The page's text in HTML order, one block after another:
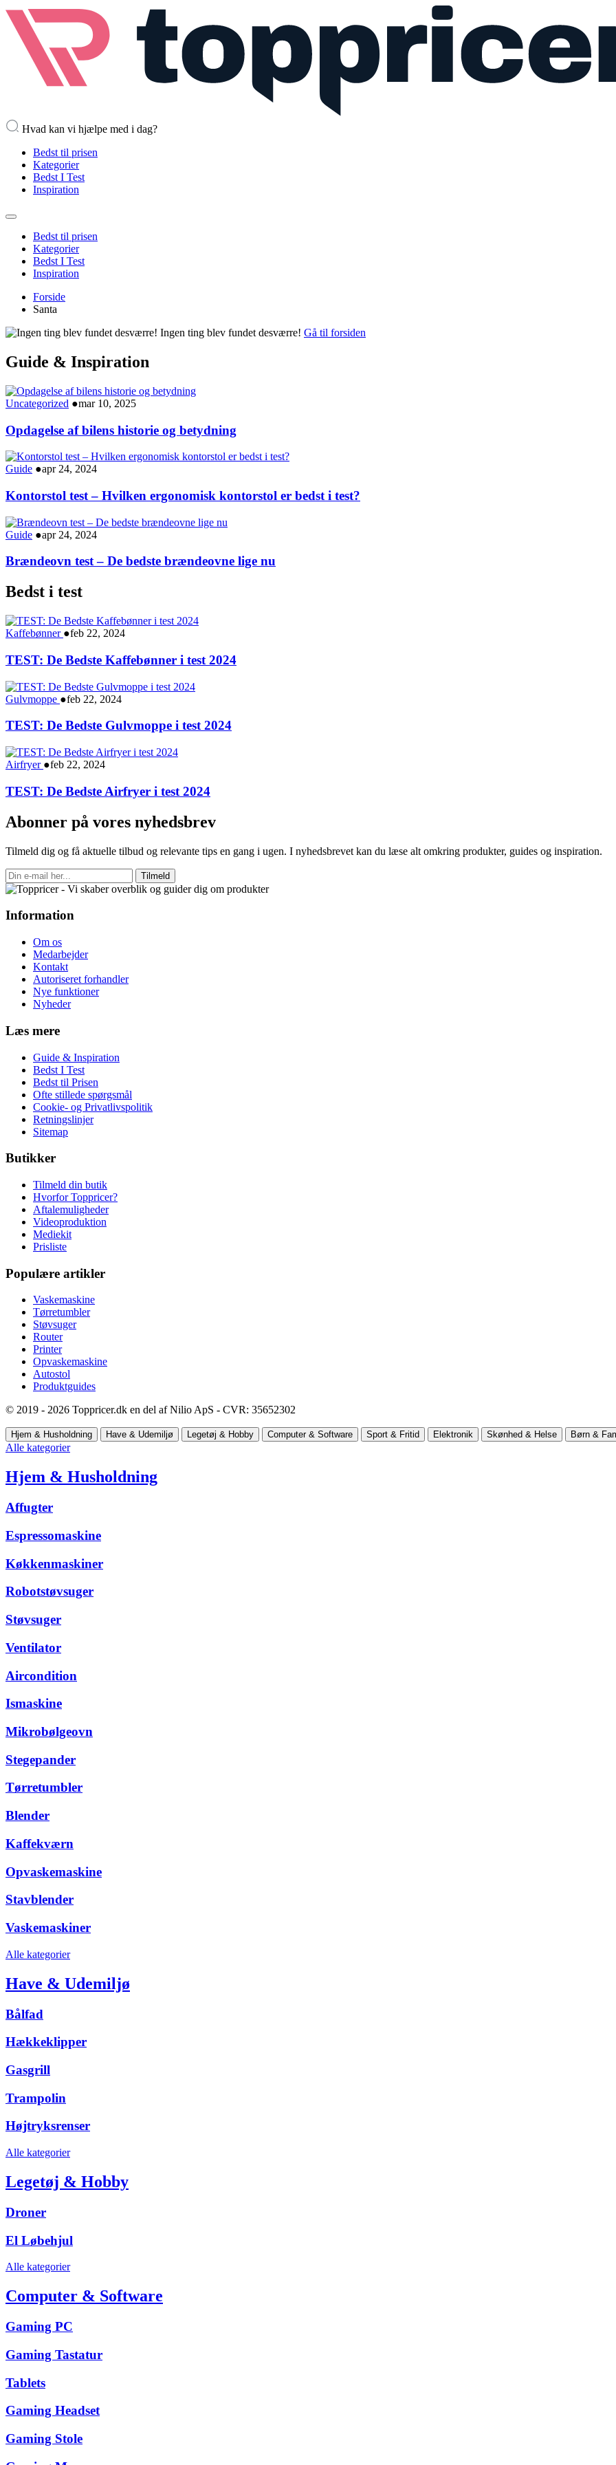
Hvad kan vi hjælpe med i dag?
Bedst til prisen
Kategorier
Bedst I Test
Inspiration
Bedst til prisen
Kategorier
Bedst I Test
Inspiration
Forside
Santa
Ingen ting blev fundet desværre! Gå til forsiden
Guide & Inspiration
Uncategorized ●mar 10, 2025
Opdagelse af bilens historie og betydning
Guide ●apr 24, 2024
Kontorstol test – Hvilken ergonomisk kontorstol er bedst i test?
Guide ●apr 24, 2024
Brændeovn test – De bedste brændeovne lige nu
Bedst i test
Kaffebønner ●feb 22, 2024
TEST: De Bedste Kaffebønner i test 2024
Gulvmoppe ●feb 22, 2024
TEST: De Bedste Gulvmoppe i test 2024
Airfryer ●feb 22, 2024
TEST: De Bedste Airfryer i test 2024
Abonner på vores nyhedsbrev
Tilmeld dig og få aktuelle tilbud og relevante tips en gang i ugen. I nyhedsbrevet kan du læse alt omkring produkter, guides og inspiration.
Tilmeld
Information
Om os
Medarbejder
Kontakt
Autoriseret forhandler
Nye funktioner
Nyheder
Læs mere
Guide & Inspiration
Bedst I Test
Bedst til Prisen
Ofte stillede spørgsmål
Cookie- og Privatlivspolitik
Retningslinjer
Sitemap
Butikker
Tilmeld din butik
Hvorfor Toppricer?
Aftalemuligheder
Videoproduktion
Mediekit
Prisliste
Populære artikler
Vaskemaskine
Tørretumbler
Støvsuger
Router
Printer
Opvaskemaskine
Autostol
Produktguides
© 2019 - 2026 Toppricer.dk en del af Nilio ApS - CVR: 35652302
Hjem & Husholdning Have & Udemiljø Legetøj & Hobby Computer & Software Sport & Fritid Elektronik Skønhed & Helse Børn &
Alle kategorier
Hjem & Husholdning
Affugter
Espressomaskine
Køkkenmaskiner
Robotstøvsuger
Støvsuger
Ventilator
Aircondition
Ismaskine
Mikrobølgeovn
Stegepander
Tørretumbler
Blender
Kaffekværn
Opvaskemaskine
Stavblender
Vaskemaskiner
Alle kategorier
Have & Udemiljø
Bålfad
Hækkeklipper
Gasgrill
Trampolin
Højtryksrenser
Alle kategorier
Legetøj & Hobby
Droner
El Løbehjul
Alle kategorier
Computer & Software
Gaming PC
Gaming Tastatur
Tablets
Gaming Headset
Gaming Stole